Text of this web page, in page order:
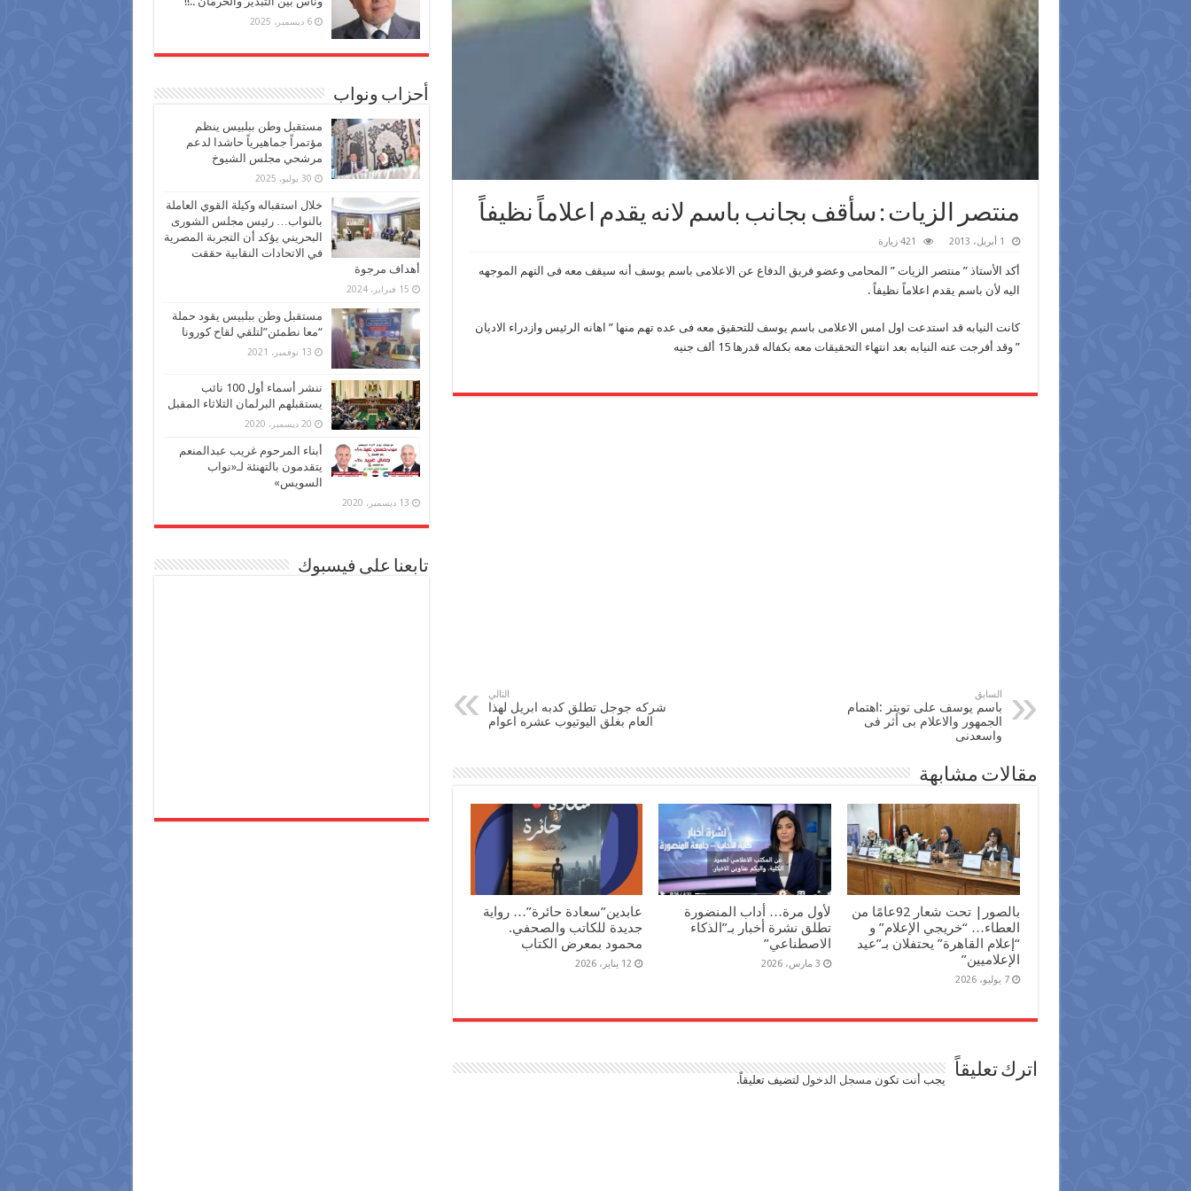
منتصر الزيات : سأقف بجانب باسم لانه يقدم اعلاماً نظيفاً
1 أبريل، 2013 421 زيارة
أكد الأستاذ ” منتصر الزيات ” المحامى وعضو فريق الدفاع عن الاعلامى باسم يوسف أنه سيقف معه فى التهم الموجهه
اليه لأن باسم يقدم اعلاماً نظيفاً .
كانت النيابه قد استدعت اول امس الاعلامى باسم يوسف للتحقيق معه فى عده تهم منها ” اهانه الرئيس وازدراء الاديان
” وقد أفرجت عنه النيابه بعد انتهاء التحقيقات معه بكفاله قدرها 15 ألف جنيه
السابق
باسم يوسف على تويتر :اهتمام
الجمهور والاعلام بى أثر فى
واسعدنى
التالي
شركه جوجل تطلق كدبه ابريل لهذا
العام بغلق اليوتيوب عشره اعوام
مقالات مشابهة
بالصور| تحت شعار 92عامًا من
العطاء… “خريجي الإعلام” و
“إعلام القاهرة” يحتفلان بـ”عيد
الإعلاميين”
7 يوليو، 2026
لأول مرة… أداب المنضورة
تطلق نشرة أخبار بـ”الذكاء
الاصطناعي”
3 مارس، 2026
عابدين”سعادة حائرة”… رواية
جديدة للكاتب والصحفي.
محمود بمعرض الكتاب
12 يناير، 2026
اترك تعليقاً يجب أنت تكون مسجل الدخول لتضيف تعليقاً.
6 ديسمبر، 2025
أحزاب ونواب
مستقبل وطن ببلبيس ينظم
مؤتمراً جماهيرياً حاشدا لدعم
مرشحي مجلس الشيوخ
30 يوليو، 2025
خلال استقباله وكيلة القوي العاملة
بالنواب… رئيس مجلس الشورى
البحريني يؤكد أن التجربة المصرية
في الاتحادات النقابية حققت
أهداف مرجوة
15 فبراير، 2024
مستقبل وطن ببلبيس يقود حملة
“معا نطمئن”لتلقي لقاح كورونا
13 نوفمبر، 2021
ننشر أسماء أول 100 نائب
يستقبلهم البرلمان الثلاثاء المقبل
20 ديسمبر، 2020
أبناء المرحوم غريب عبدالمنعم
يتقدمون بالتهنئة لـ«نواب
السويس»
13 ديسمبر، 2020
تابعنا على فيسبوك